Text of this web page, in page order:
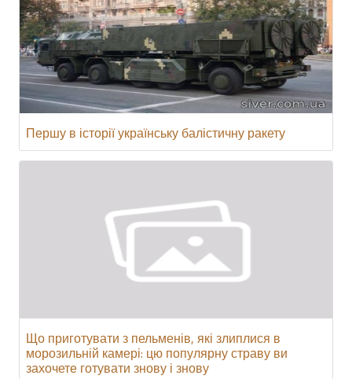
Першу в історії українську балістичну ракету
Що приготувати з пельменів, які злиплися в
морозильній камері: цю популярну страву ви
захочете готувати знову і знову